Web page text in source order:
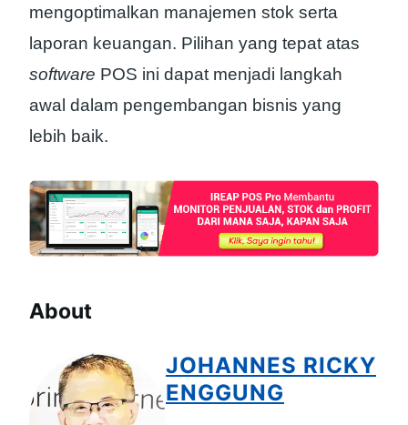
mengoptimalkan manajemen stok serta
laporan keuangan. Pilihan yang tepat atas
software POS ini dapat menjadi langkah
awal dalam pengembangan bisnis yang
lebih baik.
About
JOHANNES RICKY
ENGGUNG